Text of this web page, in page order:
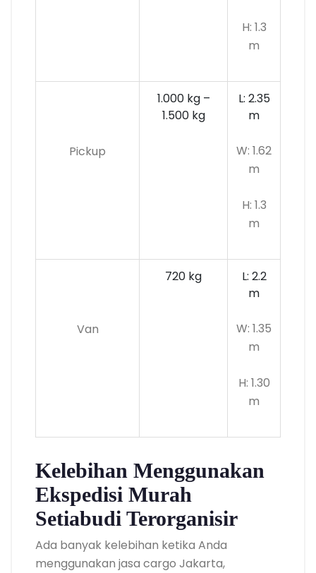
H: 1.3
m
Pickup
1.000 kg –
1.500 kg
L: 2.35
m
W: 1.62
m
H: 1.3
m
Van
720 kg
L: 2.2
m
W: 1.35
m
H: 1.30
m
Kelebihan Menggunakan
Ekspedisi Murah
Setiabudi Terorganisir
Ada banyak kelebihan ketika Anda
menggunakan jasa cargo Jakarta,